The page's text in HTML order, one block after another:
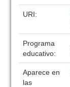
URI:
Programa
educativo:
Aparece en
las